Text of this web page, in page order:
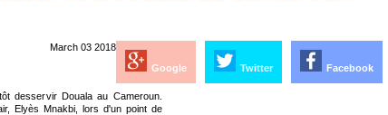
Facebook
Twitter
Google
March 03 2018
desservir Douala au Cameroun.
Elyès Mnakbi, lors d'un point de